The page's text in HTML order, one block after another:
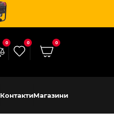
0 0 0
КонтактиМагазини